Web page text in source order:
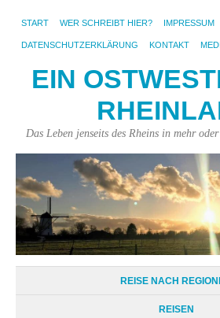
START WER SCHREIBT HIER? IMPRESSUM
DATENSCHUTZERKLÄRUNG KONTAKT
EIN
Das Leben jenseits des Rheins in mehr
REISE NACH
REISEN